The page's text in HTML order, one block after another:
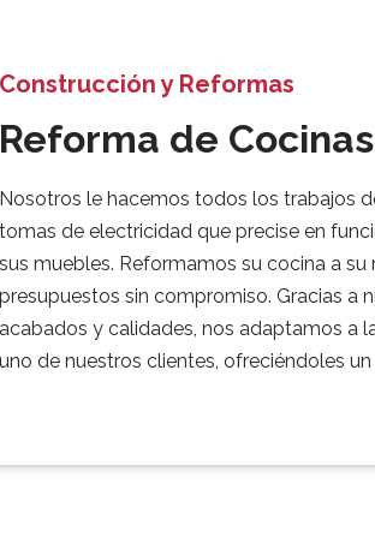
Construcción y Reformas
Reforma de Cocinas
Nosotros le hacemos todos los trabajos
tomas de electricidad que precise en
sus muebles. Reformamos su cocina a su
presupuestos sin compromiso. Gracias a
acabados y calidades, nos adaptamos a
uno de nuestros clientes, ofreciéndoles